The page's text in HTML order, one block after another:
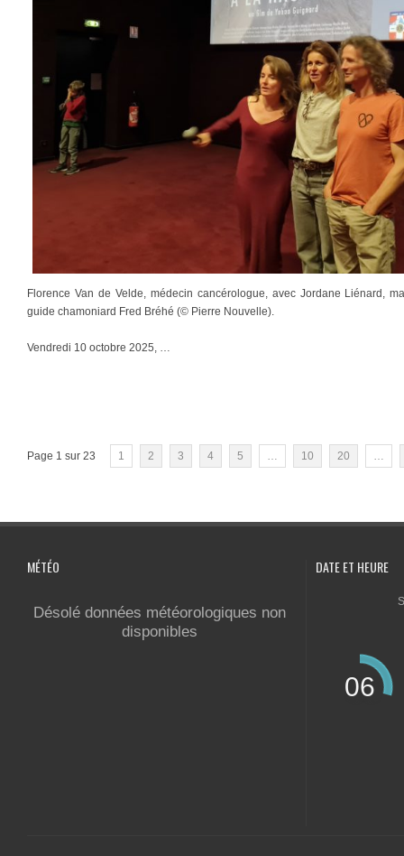
Florence Van de Velde, médecin cancérologue, avec Jordane Liénard,
guide chamoniard Fred Bréhé (© Pierre Nouvelle).
Vendredi 10 octobre 2025, …
Page 1 sur 23 1 2 3 4 5 … 10 20 …
MÉTÉO
Désolé données météorologiques non
disponibles
DATE ET HEURE
06